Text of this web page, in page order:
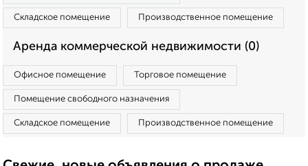
Складское помещение Производственное помещение
Аренда коммерческой недвижимости (0)
Офисное помещение Торговое помещение
Помещение свободного назначения
Складское помещение Производственное помещение